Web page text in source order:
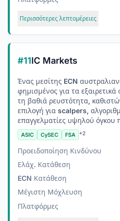
Περισσότερες λεπτομέρειες
#11IC Markets
Ένας μεσίτης ECN
φημισμένος για τα
τη βαθιά ρευστότητα,
επιλογή για scalpers,
επαγγελματίες υψηλού όγκου
ASIC CySEC FSA +2
Προειδοποίηση Κινδύνου
Ελάχ. Κατάθεση
ECN Κατάθεση
Μέγιστη Μόχλευση
Πλατφόρμες